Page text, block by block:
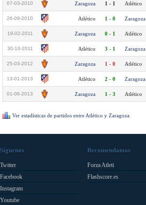
07-03-2010 Zaragoza 1 - 1 Atlético
26-09-2010 Atlético 1 - 0 Zaragoza
19-02-2011 Zaragoza 0 - 1 Atlético
30-10-2011 Atlético 3 - 1 Zaragoza
25-03-2012 Zaragoza 1 - 0 Atlético
13-01-2013 Atlético 2 - 0 Zaragoza
01-06-2013 Zaragoza 1 - 3 Atlético
Ver estadísticas de partidos entre Atlético y Zaragoza
Síguenos
Twitter
Facebook
Instagram
Youtube
Recomendamos
Forza Atleti
Flashscore.es